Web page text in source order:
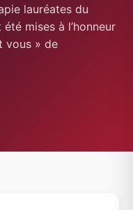
lauréates du
mises à l’honneur
vous » de